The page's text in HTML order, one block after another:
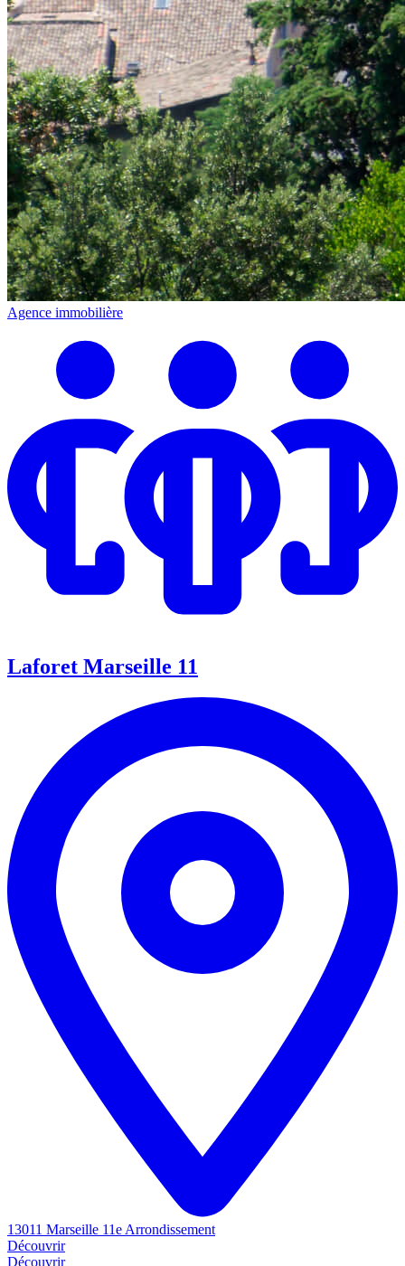
Agence immobilière
Laforet Marseille 11
13011 Marseille 11e Arrondissement
Découvrir
Découvrir